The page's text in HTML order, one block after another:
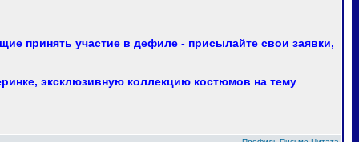
принять участие в дефиле - присылайте свои заявки,
эксклюзивную коллекцию костюмов на тему